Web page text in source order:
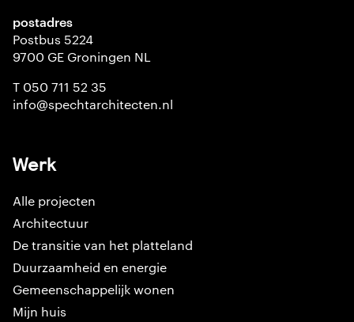
postadres
Postbus 5224
9700 GE Groningen NL
T 050 711 52 35
info@spechtarchitecten.nl
Werk
Alle projecten
Architectuur
De transitie van het platteland
Duurzaamheid en energie
Gemeenschappelijk wonen
Mijn huis